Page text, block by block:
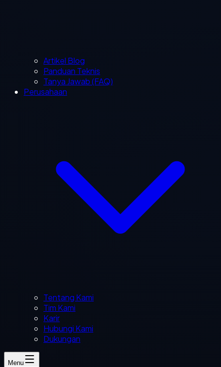
Artikel Blog
Panduan Teknis
Tanya Jawab (FAQ)
Perusahaan
Tentang Kami
Tim Kami
Karir
Hubungi Kami
Dukungan
Menu